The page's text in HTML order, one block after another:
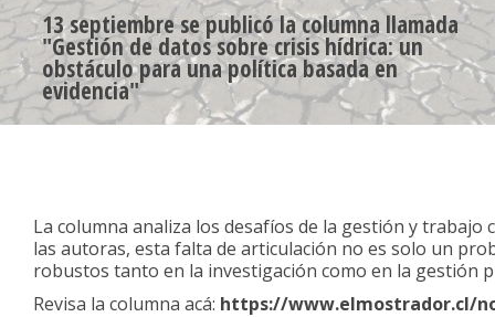
13 septiembre se publicó la columna llamada
"Gestión de datos sobre crisis hídrica: un
obstáculo para una política basada en
evidencia"
La columna analiza los desafíos de la gestión y
las autoras, esta falta de articulación no es solo un
robustos tanto en la investigación como en la gestión
Revisa la columna acá: https://www.elmostrador.cl/